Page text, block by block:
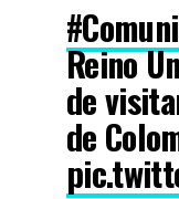
Reino
de
de